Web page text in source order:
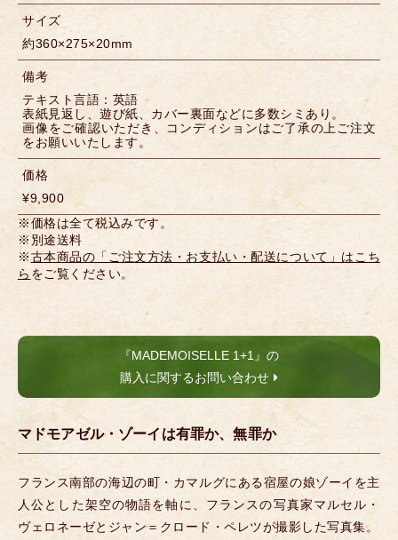
サイズ
約360×275×20mm
備考
テキスト言語：英語
表紙見返し、遊び紙、カバー裏面などに多数シミあり。
画像をご確認いただき、コンディションはご了承の上ご注文
をお願いいたします。
価格
¥9,900
※価格は全て税込みです。
※別途送料
※古本商品の「ご注文方法・お支払い・配送について」はこち
ら をご覧ください。
『MADEMOISELLE 1+1』の
購入に関するお問い合わせ
マドモアゼル・ゾーイは有罪か、無罪か
フランス南部の海辺の町・カマルグにある宿屋の娘ゾーイを主
人公とした架空の物語を軸に、フランスの写真家マルセル・
ヴェロネーゼとジャン＝クロード・ペレツが撮影した写真集。